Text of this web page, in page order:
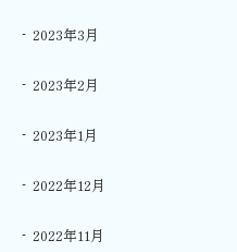
2023年3月
2023年2月
2023年1月
2022年12月
2022年11月